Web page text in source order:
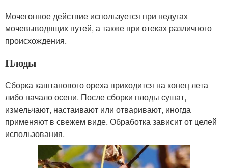
Мочегонное действие используется при недугах
мочевыводящих путей, а также при отеках различного
происхождения.
Плоды
Сборка каштанового ореха приходится на конец лета
либо начало осени. После сборки плоды сушат,
измельчают, настаивают или отваривают, иногда
применяют в свежем виде. Обработка зависит от целей
использования.